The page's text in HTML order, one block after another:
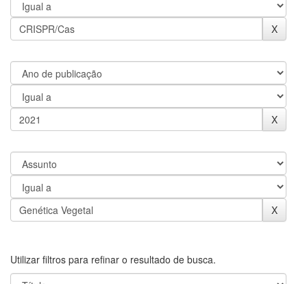
Utilizar filtros para refinar o resultado de busca.